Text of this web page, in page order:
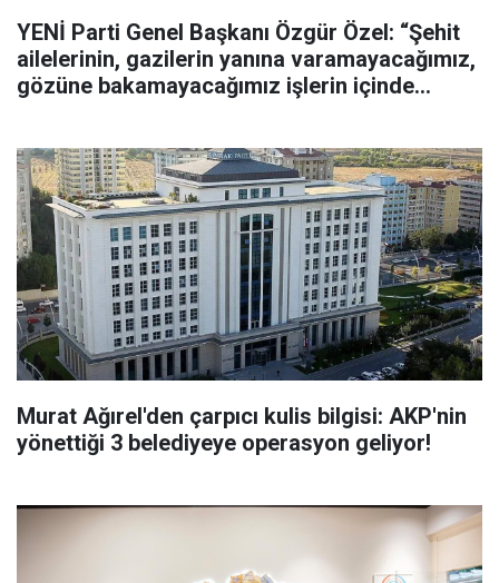
YENİ Parti Genel Başkanı Özgür Özel: “Şehit
ailelerinin, gazilerin yanına varamayacağımız,
gözüne bakamayacağımız işlerin içinde
Murat Ağırel'den çarpıcı kulis bilgisi: AKP'nin
yönettiği 3 belediyeye operasyon geliyor!